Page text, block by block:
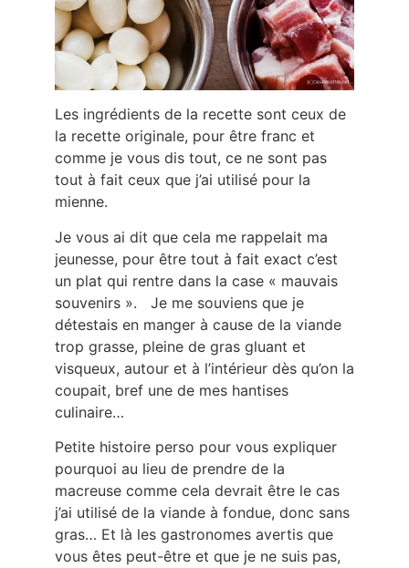
Les ingrédients de la recette sont ceux de
la recette originale, pour être franc et
comme je vous dis tout, ce ne sont pas
tout à fait ceux que j’ai utilisé pour la
mienne.
Je vous ai dit que cela me rappelait ma
jeunesse, pour être tout à fait exact c’est
un plat qui rentre dans la case « mauvais
souvenirs ». Je me souviens que je
détestais en manger à cause de la viande
trop grasse, pleine de gras gluant et
visqueux, autour et à l’intérieur dès qu’on la
coupait, bref une de mes hantises
culinaire…
Petite histoire perso pour vous expliquer
pourquoi au lieu de prendre de la
macreuse comme cela devrait être le cas
j’ai utilisé de la viande à fondue, donc sans
gras… Et là les gastronomes avertis que
vous êtes peut-être et que je ne suis pas,